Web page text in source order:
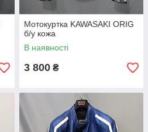
Мотокуртка KAWASAKI ORIG
б/у кожа
В наявності
3 800 ₴